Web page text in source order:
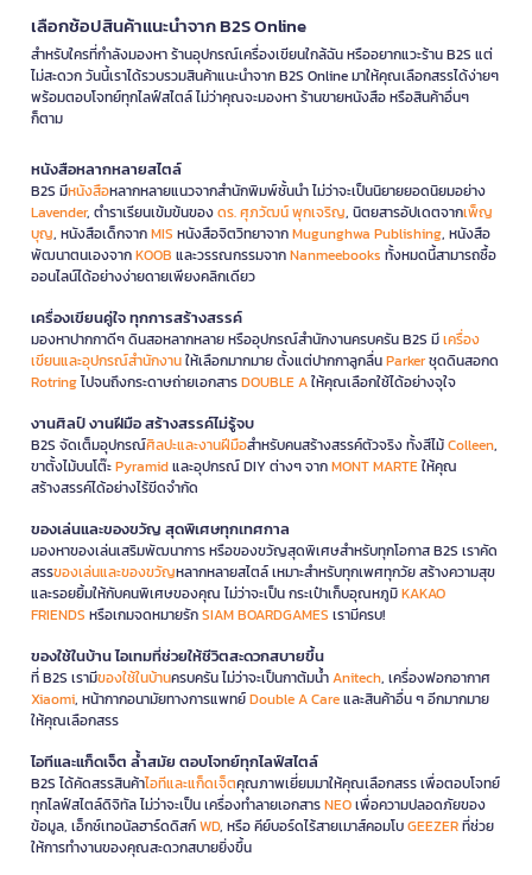
เลือกช้อปสินค้าแนะนำจาก B2S Online
สำหรับใครที่กำลังมองหา ร้านอุปกรณ์เครื่องเขียนใกล้ฉัน หรืออยากแวะร้าน B2S แต่
ไม่สะดวก วันนี้เราได้รวบรวมสินค้าแนะนำจาก B2S Online มาให้คุณเลือกสรรได้ง่ายๆ
พร้อมตอบโจทย์ทุกไลฟ์สไตล์ ไม่ว่าคุณจะมองหา ร้านขายหนังสือ หรือสินค้าอื่นๆ
ก็ตาม
หนังสือหลากหลายสไตล์
B2S มีหนังสือหลากหลายแนวจากสำนักพิมพ์ชั้นนำ ไม่ว่าจะเป็นนิยายยอดนิยมอย่าง
Lavender, ตำราเรียนเข้มข้นของดร. ศุภวัฒน์ พุกเจริญ, นิตยสารอัปเดตจากเพ็ญ
บุญ, หนังสือเด็กจากMIS หนังสือจิตวิทยาจากMugunghwa Publishing, หนังสือ
พัฒนาตนเองจากKOOB และวรรณกรรมจากNanmeebooks ทั้งหมดนี้สามารถซื้อ
ออนไลน์ได้อย่างง่ายดายเพียงคลิกเดียว
เครื่องเขียนคู่ใจ ทุกการสร้างสรรค์
มองหาปากกาดีๆ ดินสอหลากหลาย หรืออุปกรณ์สำนักงานครบครัน B2S มีเครื่อง
เขียนและอุปกรณ์สำนักงานให้เลือกมากมาย ตั้งแต่ปากกาลูกลื่นParkerชุดดินสอกด
Rotringไปจนถึงกระดาษถ่ายเอกสารDOUBLE Aให้คุณเลือกใช้ได้อย่างจุใจ
งานศิลป์ งานฝีมือ สร้างสรรค์ไม่รู้จบ
B2S จัดเต็มอุปกรณ์ศิลปะและงานฝีมือสำหรับคนสร้างสรรค์ตัวจริง ทั้งสีไม้Colleen,
ขาตั้งไม้บนโต๊ะPyramidและอุปกรณ์ DIY ต่างๆ จากMONT MARTEให้คุณ
สร้างสรรค์ได้อย่างไร้ขีดจำกัด
ของเล่นและของขวัญ สุดพิเศษทุกเทศกาล
มองหาของเล่นเสริมพัฒนาการ หรือของขวัญสุดพิเศษสำหรับทุกโอกาส B2S เราคัด
สรรของเล่นและของขวัญหลากหลายสไตล์ เหมาะสำหรับทุกเพศทุกวัย สร้างความสุข
และรอยยิ้มให้กับคนพิเศษของคุณ ไม่ว่าจะเป็น กระเป๋าเก็บอุณหภูมิKAKAO
FRIENDS หรือเกมจดหมายรักSIAM BOARDGAMES เรามีครบ!
ของใช้ในบ้าน ไอเทมที่ช่วยให้ชีวิตสะดวกสบายขึ้น
ที่ B2S เรามีของใช้ในบ้านครบครัน ไม่ว่าจะเป็นกาต้มน้ำAnitech, เครื่องฟอกอากาศ
Xiaomi, หน้ากากอนามัยทางการแพทย์Double A Careและสินค้าอื่น ๆ อีกมากมาย
ให้คุณเลือกสรร
ไอทีและแก็ดเจ็ต ล้ำสมัย ตอบโจทย์ทุกไลฟ์สไตล์
B2S ได้คัดสรรสินค้าไอทีและแก็ดเจ็ตคุณภาพเยี่ยมมาให้คุณเลือกสรร เพื่อตอบโจทย์
ทุกไลฟ์สไตล์ดิจิทัล ไม่ว่าจะเป็น เครื่องทำลายเอกสารNEOเพื่อความปลอดภัยของ
ข้อมูล, เอ็กซ์เทอนัลฮาร์ดดิสก์WD, หรือ คีย์บอร์ดไร้สายเมาส์คอมโบGEEZERที่ช่วย
ให้การทำงานของคุณสะดวกสบายยิ่งขึ้น